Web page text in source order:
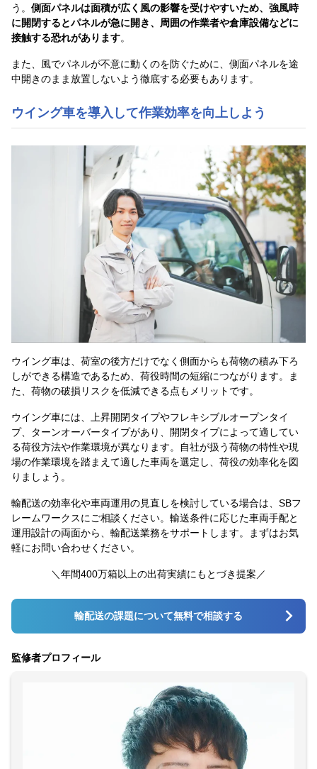
う。 側面パネルは面積が広く風の影響を受けやすいため、強風時
に開閉するとパネルが急に開き、周囲の作業者や倉庫設備などに
接触する恐れがあります。
また、風でパネルが不意に動くのを防ぐために、側面パネルを途
中開きのまま放置しないよう徹底する必要もあります。
ウイング車を導入して作業効率を向上しよう
ウイング車は、荷室の後方だけでなく側面からも荷物の積み下ろ
しができる構造であるため、荷役時間の短縮につながります。ま
た、荷物の破損リスクを低減できる点もメリットです。
ウイング車には、上昇開閉タイプやフレキシブルオープンタイ
プ、ターンオーバータイプがあり、開閉タイプによって適してい
る荷役方法や作業環境が異なります。自社が扱う荷物の特性や現
場の作業環境を踏まえて適した車両を選定し、荷役の効率化を図
りましょう。
輸配送の効率化や車両運用の見直しを検討している場合は、SBフ
レームワークスにご相談ください。輸送条件に応じた車両手配と
運用設計の両面から、輸配送業務をサポートします。まずはお気
軽にお問い合わせください。
＼年間400万箱以上の出荷実績にもとづき提案／
輸配送の課題について無料で相談する
監修者プロフィール